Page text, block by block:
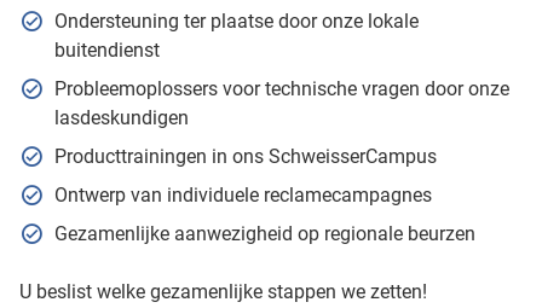
Ondersteuning ter plaatse door onze lokale
buitendienst
Probleemoplossers voor technische vragen door onze
lasdeskundigen
Producttrainingen in ons SchweisserCampus
Ontwerp van individuele reclamecampagnes
Gezamenlijke aanwezigheid op regionale beurzen
U beslist welke gezamenlijke stappen we zetten!